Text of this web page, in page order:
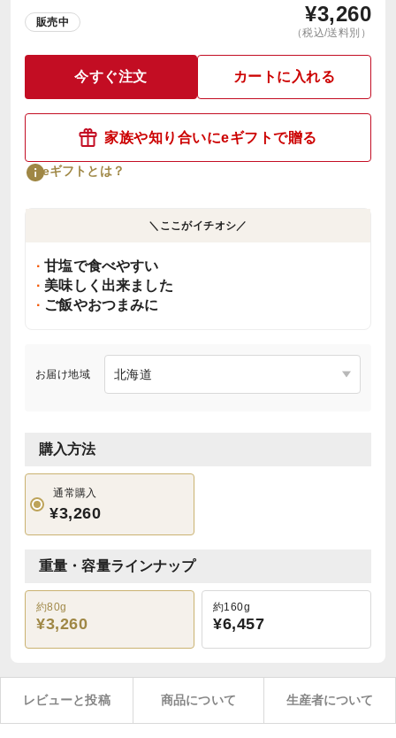
販売中 ¥3,260
（税込/送料別）
今すぐ注文 カートに入れる
家族や知り合いにeギフトで贈る
eギフトとは？
＼ここがイチオシ／
甘塩で食べやすい
美味しく出来ました
ご飯やおつまみに
お届け地域
購入方法
通常購入
¥3,260
重量・容量ラインナップ
約80g
¥3,260
約160g
¥6,457
レビューと投稿 商品について 生産者について